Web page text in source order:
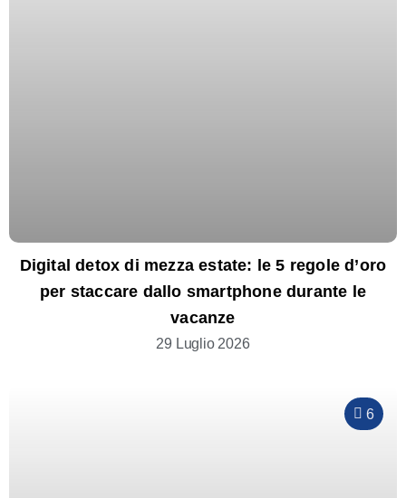
Digital detox di mezza estate: le 5 regole d’oro
per staccare dallo smartphone durante le
vacanze
29 Luglio 2026
6